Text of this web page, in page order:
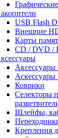
USB Flash
Внешние
Карты
CD / DVD /
Аксессуары
Коврики
Селекторы
Шлейфы,
Крепления